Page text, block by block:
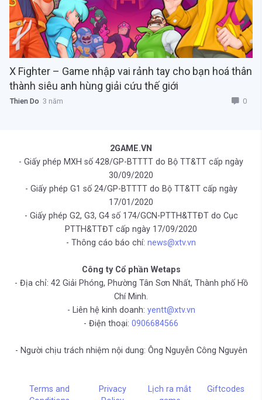
X Fighter – Game nhập vai rảnh tay cho bạn hoá thân
thành siêu anh hùng giải cứu thế giới
Thien Do 3 năm 0
2GAME.VN
- Giấy phép MXH số 428/GP-BTTTT do Bộ TT&TT cấp ngày
30/09/2020
- Giấy phép G1 số 24/GP-BTTTT do Bộ TT&TT cấp ngày
17/01/2020
- Giấy phép G2, G3, G4 số 174/GCN-PTTH&TTĐT do Cục
PTTH&TTĐT cấp ngày 17/09/2020
- Thông cáo báo chí: news@xtv.vn
Công ty Cổ phần Wetaps
- Địa chỉ: 42 Giải Phóng, Phường Tân Sơn Nhất, Thành phố Hồ
Chí Minh.
- Liên hệ kinh doanh: yentt@xtv.vn
- Điện thoại: 0906684566
- Người chịu trách nhiệm nội dung: Ông Nguyễn Công Nguyên
Terms and
Privacy
Lịch ra mắt
Giftcodes